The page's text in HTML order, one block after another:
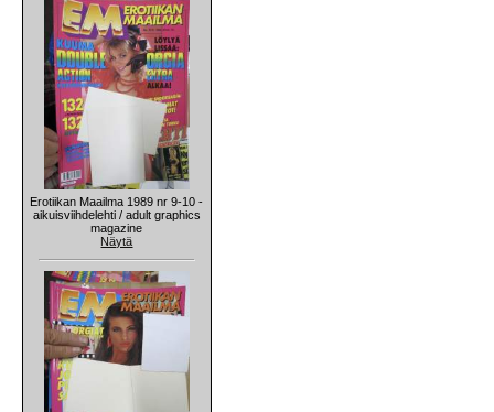
Erotiikan Maailma 1989 nr 9-10 -
aikuisviihdelehti / adult graphics
magazine
Näytä